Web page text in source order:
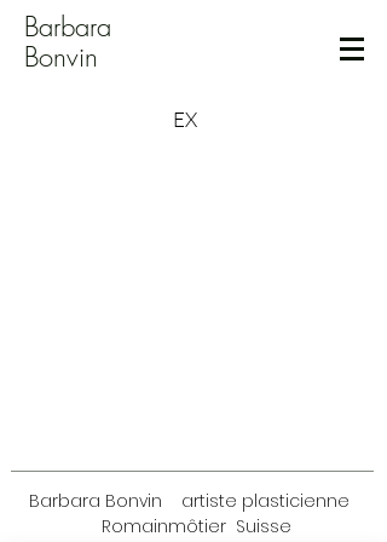
Barbara
Bonvin
EX
Barbara Bonvin artiste plasticienne
Romainmôtier Suisse